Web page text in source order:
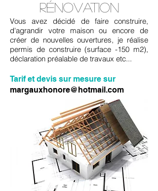
RéNOVATION
Vous avez décidé de faire construire,
d'agrandir votre maison ou encore de
créer de nouvelles ouvertures, je réalise
permis de construire (surface -150 m2),
déclaration préalable de travaux etc...
Tarif et devis sur mesure sur
margauxhonore@hotmail.com